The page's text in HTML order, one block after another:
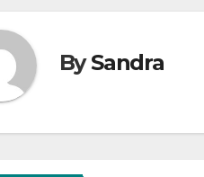
BySandra